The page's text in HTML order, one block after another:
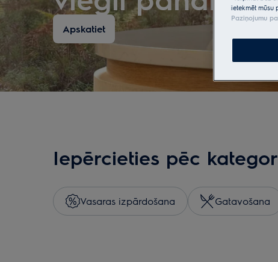
Apskatiet
Iepērcieties pēc
Vasaras izpārdošana Gatavošana
ietekmēt
Paziņojumu